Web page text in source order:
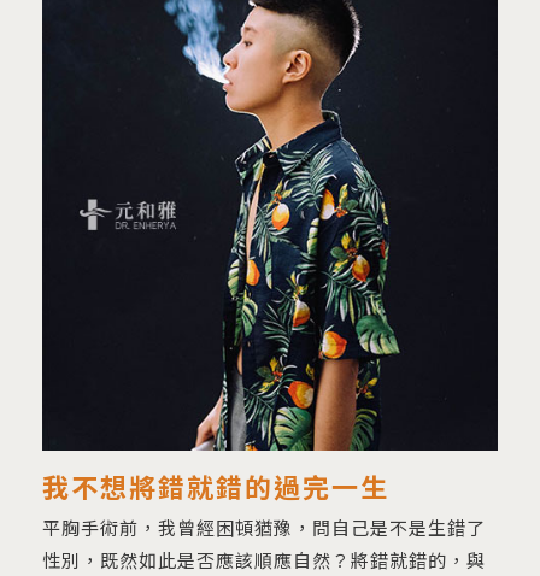
我不想將錯就錯的過完一生
平胸手術前，我曾經困頓猶豫，問自己是不是生錯了
性別，既然如此是否應該順應自然？將錯就錯的，與